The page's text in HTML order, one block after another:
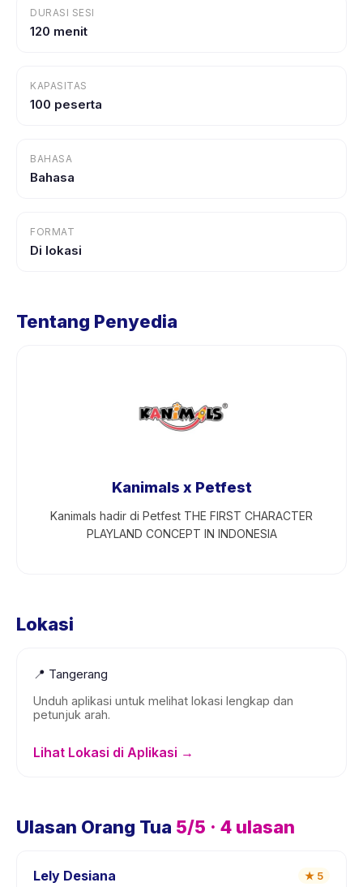
DURASI SESI
120 menit
KAPASITAS
100 peserta
BAHASA
Bahasa
FORMAT
Di lokasi
Tentang Penyedia
Kanimals x Petfest
Kanimals hadir di Petfest THE FIRST CHARACTER
PLAYLAND CONCEPT IN INDONESIA
Lokasi
📍 Tangerang
Unduh aplikasi untuk melihat lokasi lengkap dan
petunjuk arah.
Lihat Lokasi di Aplikasi →
Ulasan Orang Tua 5/5 · 4 ulasan
Lely Desiana ★ 5